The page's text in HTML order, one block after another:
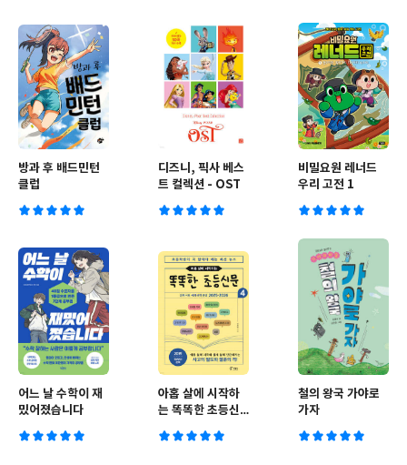
방과 후 배드민턴
클럽
디즈니, 픽사 베스
트 컬렉션 - OST
비밀요원 레너드
우리 고전 1
어느 날 수학이 재
밌어졌습니다
아홉 살에 시작하
는 똑똑한 초등신
철의 왕국 가야로
가자